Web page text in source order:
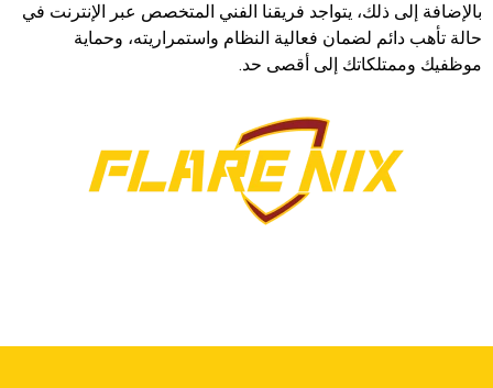
بالإضافة إلى ذلك، يتواجد فريقنا الفني المتخصص عبر الإنترنت في
حالة تأهب دائم لضمان فعالية النظام واستمراريته، وحماية
موظفيك وممتلكاتك إلى أقصى حد.